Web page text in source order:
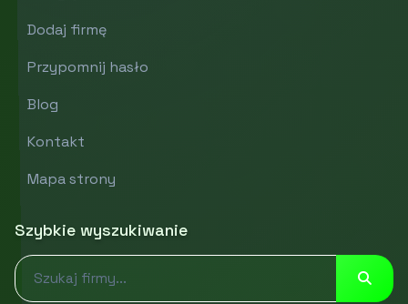
Dodaj firmę
Przypomnij hasło
Blog
Kontakt
Mapa strony
Szybkie wyszukiwanie